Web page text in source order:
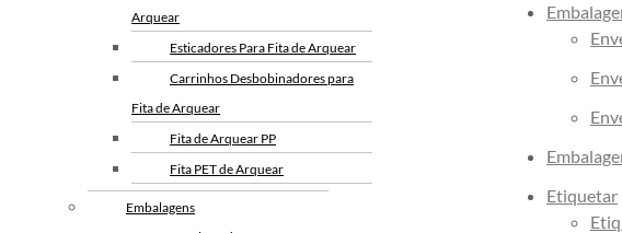
Arquear
Esticadores Para Fita de Arquear
Carrinhos Desbobinadores para
Fita de Arquear
Fita de Arquear PP
Fita PET de Arquear
Arquear
Embalagens
Etiquetar